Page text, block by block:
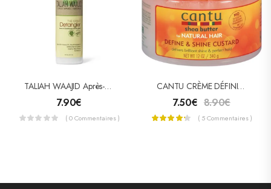
TALIAH WAAJID Après-Shampooing Sans Rinçage THE GREAT DETANGLER
7.90€
( 0 Commentaires )
CANTU CRÈME DÉFINITION & BRILLANCE BOUCLES (DEFINE & SHINE CUSTARD)
7.50€ 8.90€
( 5 Commentaires )